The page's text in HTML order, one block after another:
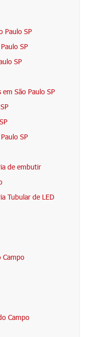
Paulo SP
SP
SP
São Paulo SP
SP
de embutir
Tubular de LED
Campo
Campo